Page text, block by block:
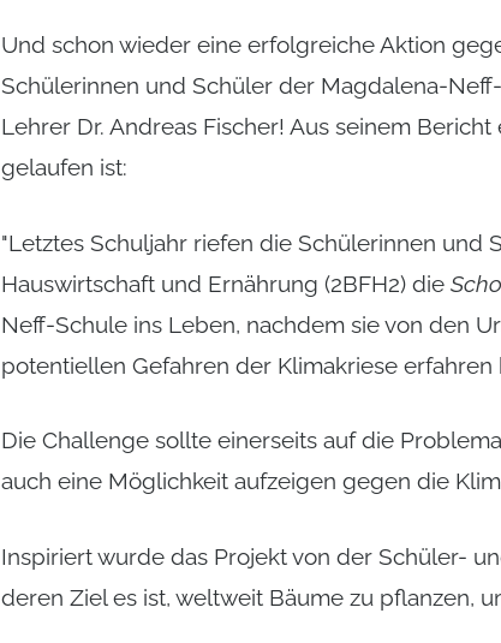
Und schon wieder eine erfolgreiche Aktion
Schülerinnen und Schüler der Magdalena-
Lehrer Dr. Andreas Fischer! Aus seinem
gelaufen ist:
"Letztes Schuljahr riefen die Schülerinnen und
Hauswirtschaft und Ernährung (2BFH2) die
Neff-Schule ins Leben, nachdem sie von den
potentiellen Gefahren der Klimakriese erfahren
Die Challenge sollte einerseits auf die
auch eine Möglichkeit aufzeigen gegen die
Inspiriert wurde das Projekt von der Schüler-
deren Ziel es ist, weltweit Bäume zu pflanzen,